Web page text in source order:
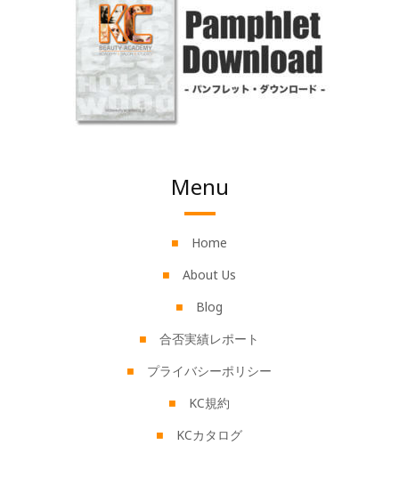
Menu
Home
About Us
Blog
合否実績レポート
プライバシーポリシー
KC規約
KCカタログ